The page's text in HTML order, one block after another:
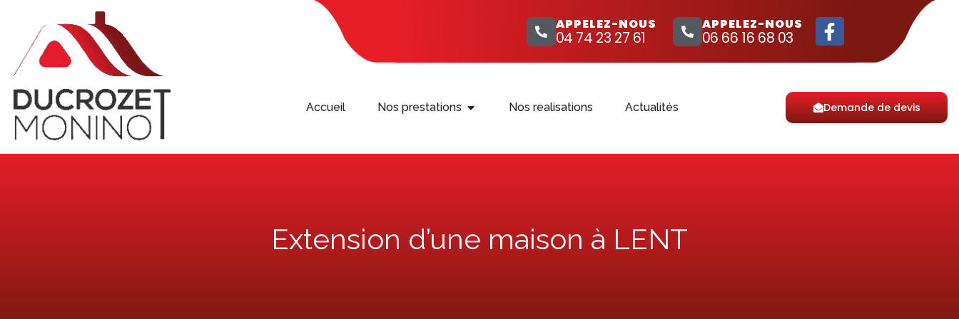
APPELEZ-NOUS
04 74 23 27 61
APPELEZ-NOUS
06 66 16 68 03
Accueil Nos prestations Nos realisations Actualités Demande de devis
Extension d’une maison à LENT